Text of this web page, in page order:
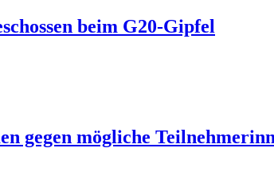
beim G20-Gipfel
gegen mögliche